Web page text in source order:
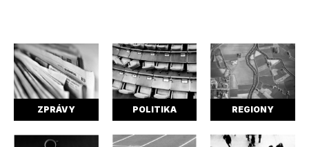
ZPRÁVY POLITIKA REGIONY